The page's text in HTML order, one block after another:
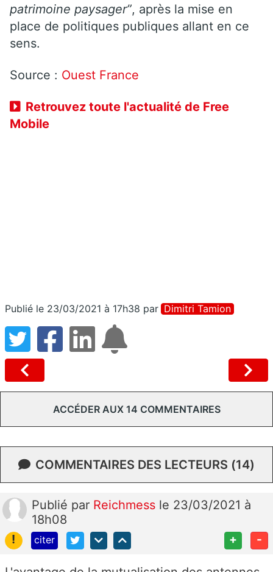
patrimoine paysager”, après la mise en
place de politiques publiques allant en ce
sens.
Source : Ouest France
Retrouvez toute l'actualité de Free
Mobile
Publié le 23/03/2021 à 17h38 par Dimitri Tamion
ACCÉDER AUX 14 COMMENTAIRES
COMMENTAIRES DES LECTEURS (14)
Publié par Reichmess le 23/03/2021 à
18h08
!
citer + -